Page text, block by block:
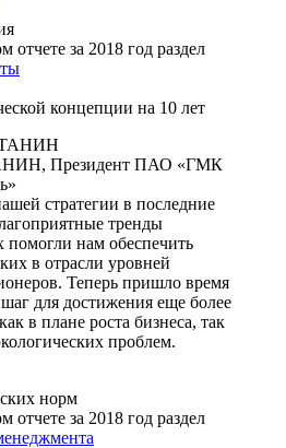
за 2018 год раздел
концепции на 10 лет
Президент ПАО «ГМК
стратегии в последние
тренды
нам обеспечить
в отрасли уровней
Теперь пришло время
для достижения еще более
в плане роста бизнеса, так
проблем.
норм
за 2018 год раздел